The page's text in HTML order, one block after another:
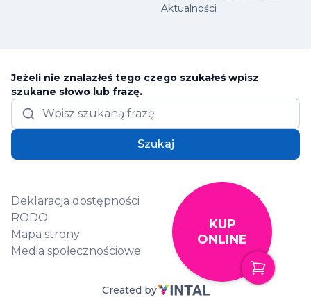
Aktualności
Jeżeli nie znalazłeś tego czego szukałeś wpisz
szukane słowo lub frazę.
Szukaj
Deklaracja dostępności
RODO
Mapa strony
Media społecznościowe
Created by
KUP
ONLINE